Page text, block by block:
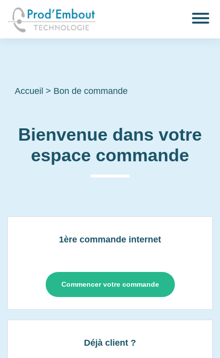
Accueil > Bon de commande
Bienvenue dans votre
espace commande
1ère commande internet
Commencer votre commande
Déjà client ?